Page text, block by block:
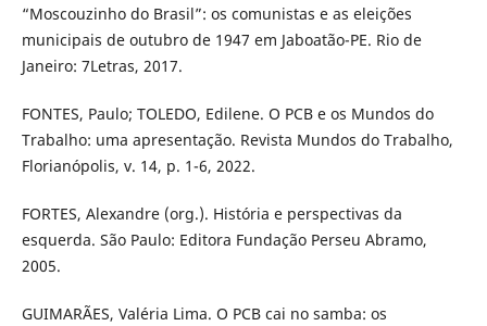
“Moscouzinho do Brasil”: os comunistas e as eleições
municipais de outubro de 1947 em Jaboatão-PE. Rio de
Janeiro: 7Letras, 2017.
FONTES, Paulo; TOLEDO, Edilene. O PCB e os Mundos do
Trabalho: uma apresentação. Revista Mundos do Trabalho,
Florianópolis, v. 14, p. 1-6, 2022.
FORTES, Alexandre (org.). História e perspectivas da
esquerda. São Paulo: Editora Fundação Perseu Abramo,
2005.
GUIMARÃES, Valéria Lima. O PCB cai no samba: os